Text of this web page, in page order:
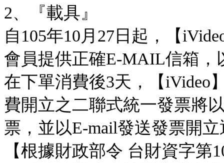
2、『載具』
自105年10月27日起，【
會員提供正確E-MAIL信箱，
在下單消費後3天，【iVideo
費開立之二聯式統一發票將
票，並以E-mail發送發票開
【根據財政部令 台財資字第